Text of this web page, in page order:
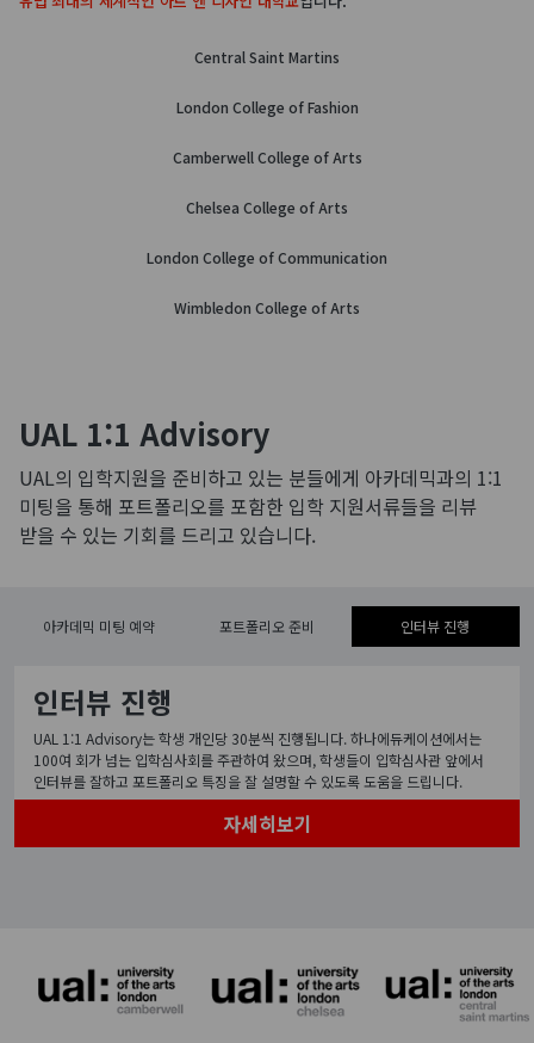
Central Saint Martins
London College of Fashion
Camberwell College of Arts
Chelsea College of Arts
London College of Communication
Wimbledon College of Arts
UAL 1:1 Advisory
UAL의 입학지원을 준비하고 있는 분들에게 아카데믹과의 1:1
미팅을 통해 포트폴리오를 포함한 입학 지원서류들을 리뷰
받을 수 있는 기회를 드리고 있습니다.
아카데믹 미팅 예약 포트폴리오 준비 인터뷰 진행
인터뷰 진행
UAL 1:1 Advisory는 학생 개인당 30분씩 진행됩니다. 하나에듀케이션에서는
100여 회가 넘는 입학심사회를 주관하여 왔으며, 학생들이 입학심사관 앞에서
인터뷰를 잘하고 포트폴리오 특징을 잘 설명할 수 있도록 도움을 드립니다.
자세히보기